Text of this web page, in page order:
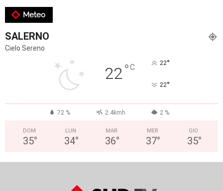
Meteo
SALERNO
Cielo Sereno
22°C 22°
22°
72 % 2.4kmh 2 %
DOM
35°
LUN
34°
MAR
36°
MER
37°
GIO
35°